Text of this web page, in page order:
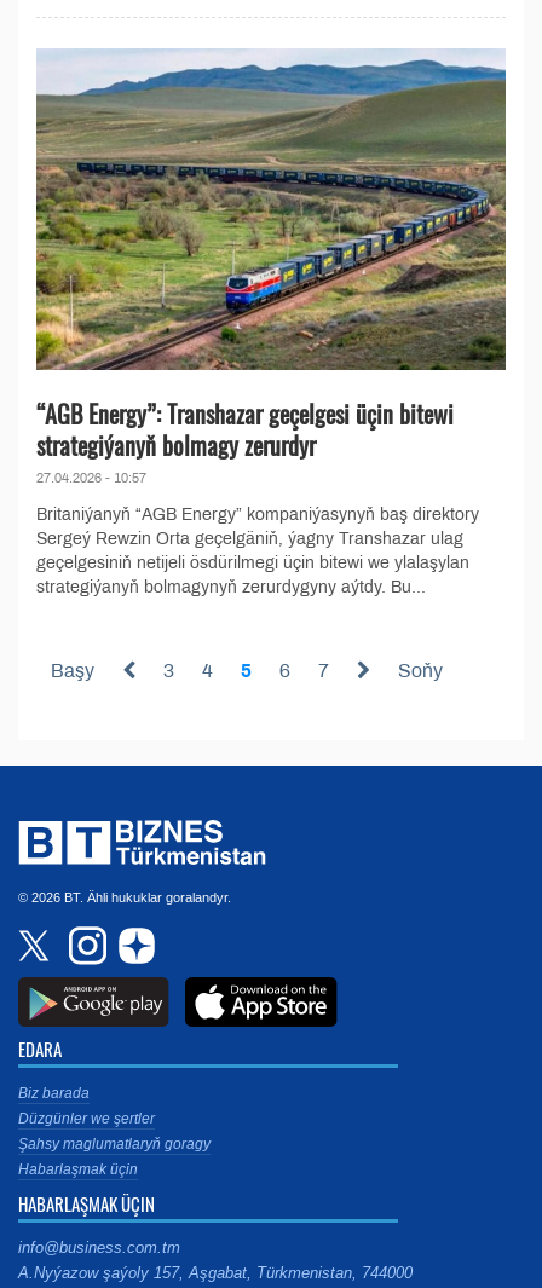
“AGB Energy”: Transhazar geçelgesi üçin bitewi
strategiýanyň bolmagy zerurdyr
27.04.2026 - 10:57
Britaniýanyň “AGB Energy” kompaniýasynyň baş direktory
Sergeý Rewzin Orta geçelgäniň, ýagny Transhazar ulag
geçelgesiniň netijeli ösdürilmegi üçin bitewi we ylalaşylan
strategiýanyň bolmagynyň zerurdygyny aýtdy. Bu...
Başy 3 4 5 6 7 Soňy
© 2026 BT. Ähli hukuklar goralandyr.
EDARA
Biz barada
Düzgünler we şertler
Şahsy maglumatlaryň goragy
Habarlaşmak üçin
HABARLAŞMAK ÜÇIN
info@business.com.tm
A.Nyýazow şaýoly 157, Aşgabat, Türkmenistan, 744000